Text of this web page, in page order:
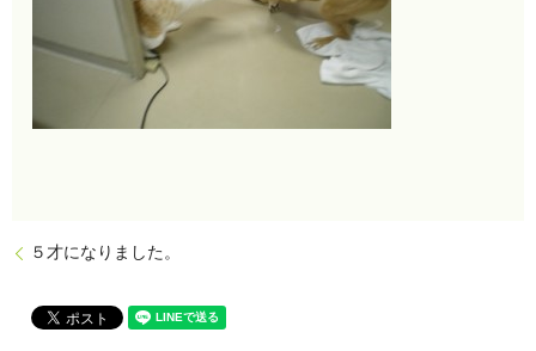
５才になりました。